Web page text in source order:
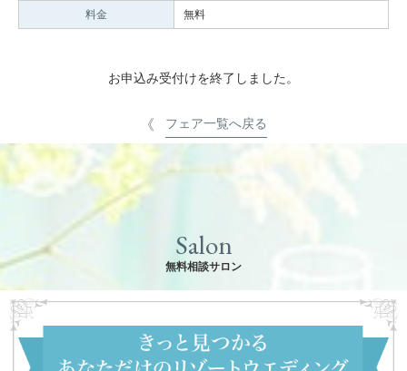
料金 無料
お申込み受付けを終了しました。
フェア一覧へ戻る
Salon
無料相談サロン